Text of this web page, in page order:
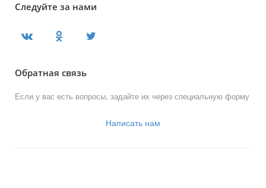
Следуйте за нами
Обратная связь
Если у вас есть вопросы, задайте их через специальную форму
Написать нам